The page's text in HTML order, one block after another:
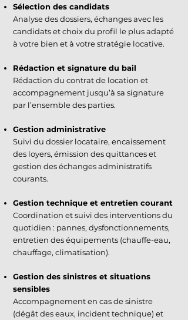
Sélection des candidats
Analyse des dossiers, échanges avec les
candidats et choix du profil le plus adapté
à votre bien et à votre stratégie locative.
Rédaction et signature du bail
Rédaction du contrat de location et
accompagnement jusqu’à sa signature
par l’ensemble des parties.
Gestion administrative
Suivi du dossier locataire, encaissement
des loyers, émission des quittances et
gestion des échanges administratifs
courants.
Gestion technique et entretien courant
Coordination et suivi des interventions du
quotidien : pannes, dysfonctionnements,
entretien des équipements (chauffe-eau,
chauffage, climatisation).
Gestion des sinistres et situations
sensibles
Accompagnement en cas de sinistre
(dégât des eaux, incident technique) et